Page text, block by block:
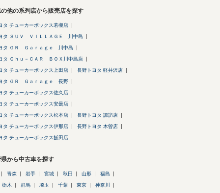
他の系列店から販売店を探す
タ チューカーボックス若槻店
タ ＳＵＶ ＶＩＬＬＡＧＥ 川中島
タ ＧＲ Ｇａｒａｇｅ 川中島
タ Ｃｈｕ－ＣＡＲ ＢＯＸ川中島店
タ チューカーボックス上田店 長野トヨタ 軽井沢店
タ ＧＲ Ｇａｒａｇｅ 長野
タ チューカーボックス佐久店
タ チューカーボックス安曇店
タ チューカーボックス松本店 長野トヨタ 諏訪店
タ チューカーボックス伊那店 長野トヨタ 木曽店
タ チューカーボックス飯田店
から中古車を探す
青森 岩手 宮城 秋田 山形 福島
栃木 群馬 埼玉 千葉 東京 神奈川